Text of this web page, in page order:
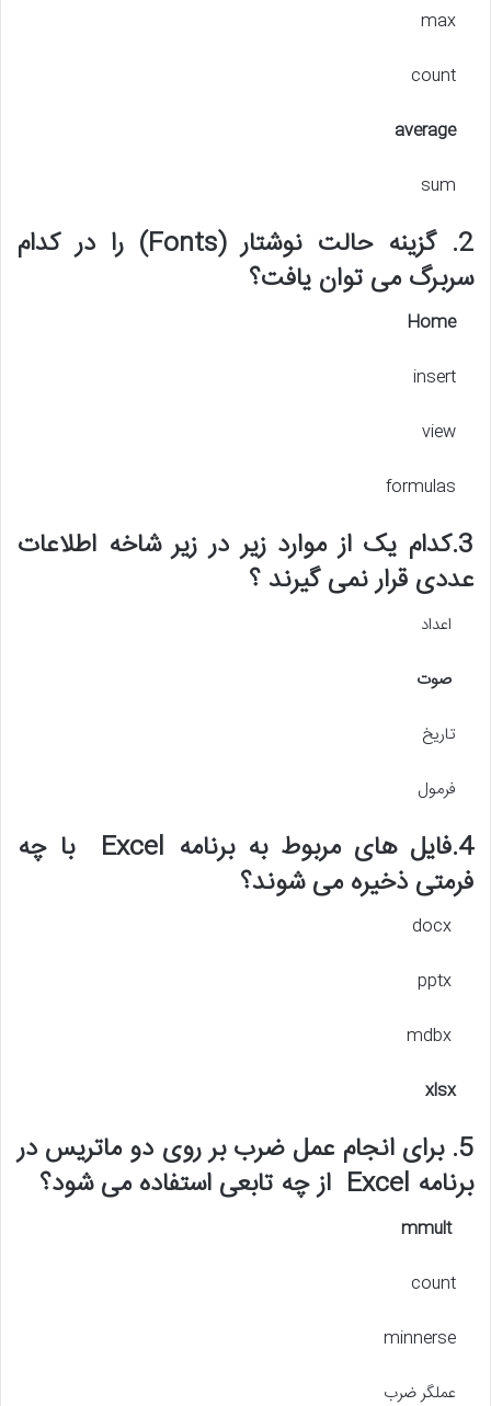
average
2. گزینه حالت نوشتار (Fonts) را در کدام
سربرگ می توان یافت؟
Home
3.کدام یک از موارد زیر در زیر شاخه اطلاعات
عددی قرار نمی گیرند ؟
اعداد
صوت
تاریخ
فرمول
4.فایل های مربوط به برنامه Excel با چه
فرمتی ذخیره می شوند؟
xlsx
5. برای انجام عمل ضرب بر روی دو ماتریس در
برنامه Excel از چه تابعی استفاده می شود؟
mmult
عملگر ضرب